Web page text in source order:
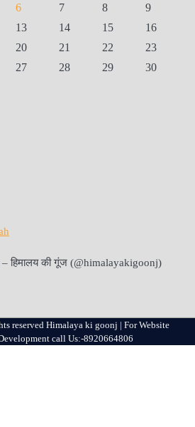
6 7 8
9
13 14 15
16
20 21 22
23
27 28 29
30
हिमालय की गूंज (@himalayakigoonj)
reserved Himalaya ki goonj | For Website
call Us:-8920664806